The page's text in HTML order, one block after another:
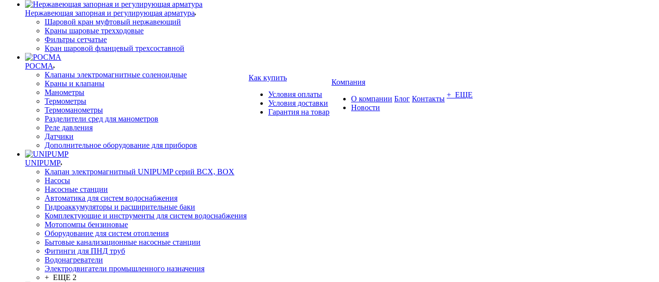
Нержавеющая запорная и регулирующая арматура
Шаровой кран муфтовый нержавеющий
Краны шаровые трехходовые
Фильтры сетчатые
Кран шаровой фланцевый трехсоставной
РОСМА
Клапаны электромагнитные соленоидные
Краны и клапаны
Манометры
Термометры
Термоманометры
Разделители сред для манометров
Реле давления
Датчики
Дополнительное оборудование для приборов
UNIPUMP
Клапан электромагнитный UNIPUMP серий BCX, BOX
Насосы
Насосные станции
Автоматика для систем водоснабжения
Гидроаккумуляторы и расширительные баки
Комплектующие и инструменты для систем водоснабжения
Мотопомпы бензиновые
Оборудование для систем отопления
Бытовые канализационные насосные станции
Фитинги для ПНД труб
Водонагреватели
Электродвигатели промышленного назначения
+ ЕЩЕ 2
Как купить
Условия оплаты
Условия доставки
Гарантия на товар
Компания
О компании
Новости
Блог Контакты + ЕЩЕ